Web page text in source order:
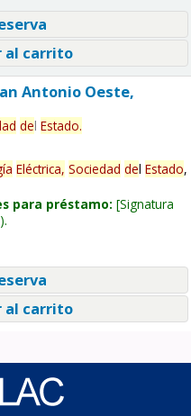
al carrito
Antonio Oeste,
del Estado.
Eléctrica, Sociedad del Estado,
para préstamo: Signatura
al carrito